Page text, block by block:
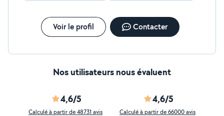
Voir le profil Contacter
Nos utilisateurs nous évaluent
4,6/5
Calculé à partir de 48731 avis
4,6/5
Calculé à partir de 66000 avis